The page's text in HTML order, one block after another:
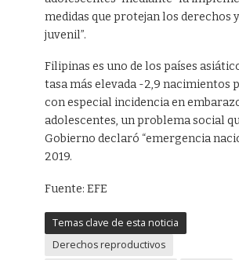
medidas que protejan los derechos
juvenil”.
Filipinas es uno de los países
tasa más elevada -2,9 nacimientos
con especial incidencia en
adolescentes, un problema social
Gobierno declaró “emergencia
2019.
Fuente: EFE
Temas clave de esta noticia
Derechos reproductivos